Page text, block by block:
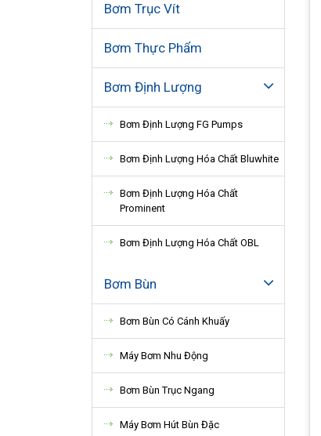
Bơm Trục Vít
Bơm Thực Phẩm
Bơm Định Lượng
Bơm Định Lượng FG Pumps
Bơm Định Lượng Hóa Chất Bluwhite
Bơm Định Lượng Hóa Chất
Prominent
Bơm Định Lượng Hóa Chất OBL
Bơm Bùn
Bơm Bùn Có Cánh Khuấy
Máy Bơm Nhu Động
Bơm Bùn Trục Ngang
Máy Bơm Hút Bùn Đặc